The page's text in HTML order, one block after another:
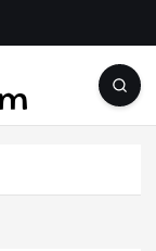
действий в